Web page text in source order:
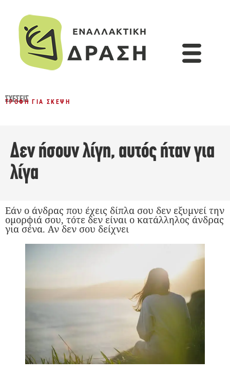
ΣΧΈΣΕΙΣ
ΤΡΟΦΉ ΓΙΑ ΣΚΈΨΗ
Δεν ήσουν λίγη, αυτός ήταν για
λίγα
Εάν ο άνδρας που έχεις δίπλα σου δεν εξυμνεί την
ομορφιά σου, τότε δεν είναι ο κατάλληλος άνδρας
για σένα. Αν δεν σου δείχνει